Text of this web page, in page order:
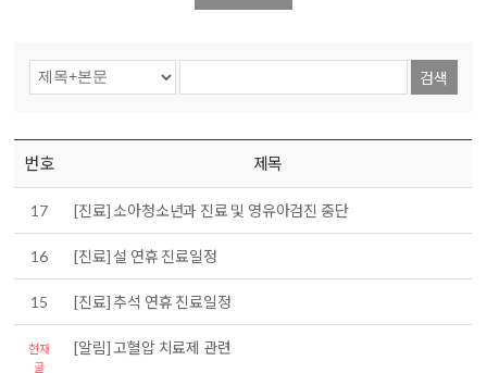
검색
번호 제목
17 [진료] 소아청소년과 진료 및 영유아검진 중단
16 [진료] 설 연휴 진료일정
15 [진료] 추석 연휴 진료일정
현재
글
[알림] 고혈압 치료제 관련